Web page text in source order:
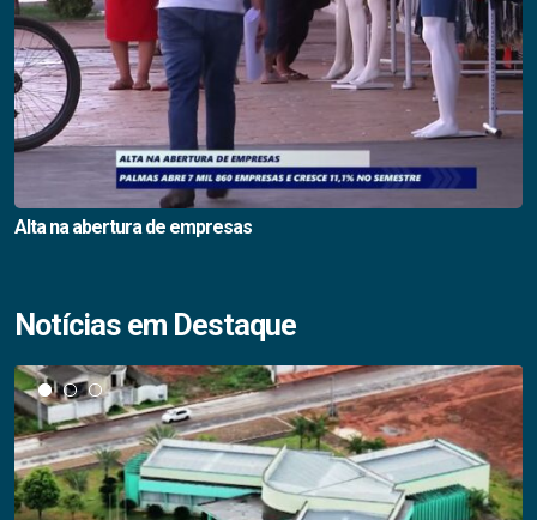
Alta na abertura de empresas
Notícias em Destaque